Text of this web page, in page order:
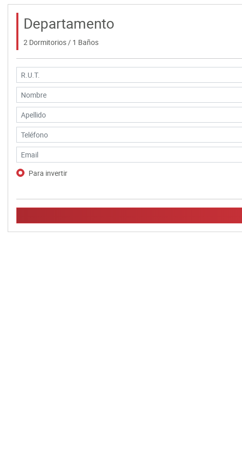
Departamento
2 Dormitorios / 1 Baños
Para invertir